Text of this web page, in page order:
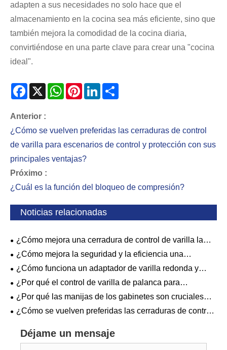
adapten a sus necesidades no solo hace que el
almacenamiento en la cocina sea más eficiente, sino que
también mejora la comodidad de la cocina diaria,
convirtiéndose en una parte clave para crear una "cocina
ideal".
Facebook
X WhatsAppPinterestLinkedIn
Anterior :
¿Cómo se vuelven preferidas las cerraduras de control
de varilla para escenarios de control y protección con sus
principales ventajas?
Próximo :
¿Cuál es la función del bloqueo de compresión?
Noticias relacionadas
¿Cómo mejora una cerradura de control de varilla la
seguridad y la eficiencia de las puertas industriales?
¿Cómo mejora la seguridad y la eficiencia una
cerradura de cuarto de vuelta?
¿Cómo funciona un adaptador de varilla redonda y
cuáles son sus aplicaciones clave?
¿Por qué el control de varilla de palanca para
gabinetes de Rittal se está convirtiendo en la opción
preferida para gabinetes industriales?
¿Por qué las manijas de los gabinetes son cruciales
para el diseño de muebles y cocinas modernas?
¿Cómo se vuelven preferidas las cerraduras de control
principales ventajas?
Déjame un mensaje